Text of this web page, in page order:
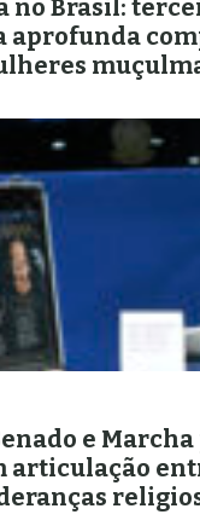
no Brasil:
aprofunda
e
articulação